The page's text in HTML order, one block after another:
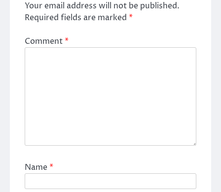
Your email address will not be published.
Required fields are marked *
Comment*
Name*